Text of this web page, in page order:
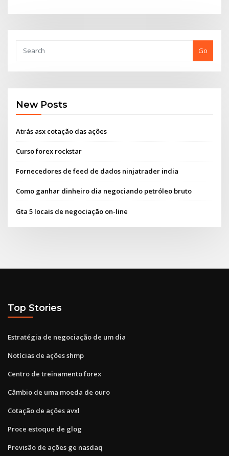
Go
New Posts
Atrás asx cotação das ações
Curso forex rockstar
Fornecedores de feed de dados ninjatrader india
Como ganhar dinheiro dia negociando petróleo bruto
Gta 5 locais de negociação on-line
Top Stories
Estratégia de negociação de um dia
Notícias de ações shmp
Centro de treinamento forex
Câmbio de uma moeda de ouro
Cotação de ações avxl
Proce estoque de glog
Previsão de ações ge nasdaq